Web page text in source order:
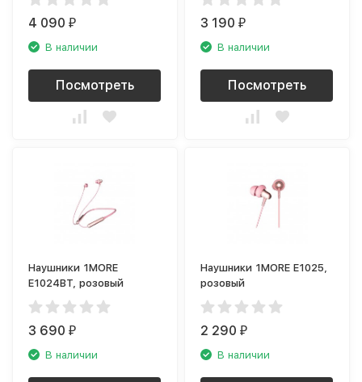
4 090₽
В наличии
Посмотреть
3 190₽
В наличии
Посмотреть
Наушники 1MORE
E1024BT, розовый
3 690₽
В наличии
Наушники 1MORE E1025,
розовый
2 290₽
В наличии